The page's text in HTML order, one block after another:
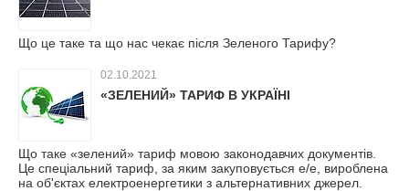
Що це таке та що нас чекає після Зеленого Тарифу?
02.10.2021
«ЗЕЛЕНИЙ» ТАРИФ В УКРАЇНІ
Що таке «зелений» тариф мовою законодавчих документів.
Це спеціальний тариф, за яким закуповується е/е, вироблена
на об'єктах електроенергетики з альтернативних джерел.